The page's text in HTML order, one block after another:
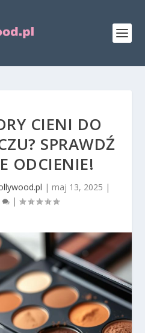
CIENI DO
SPRAWDŹ
ODCIENIE!
| maj 13, 2025 |
|